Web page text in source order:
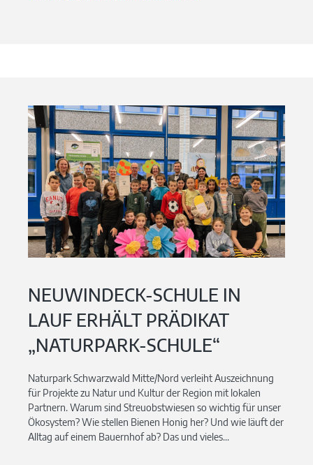
NEUWINDECK-SCHULE IN
LAUF ERHÄLT PRÄDIKAT
„NATURPARK-SCHULE“
Naturpark Schwarzwald Mitte/Nord verleiht Auszeichnung
für Projekte zu Natur und Kultur der Region mit lokalen
Partnern. Warum sind Streuobstwiesen so wichtig für unser
Ökosystem? Wie stellen Bienen Honig her? Und wie läuft der
Alltag auf einem Bauernhof ab? Das und vieles...